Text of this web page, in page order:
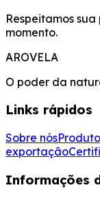
Respeitamos
momento.
AROVELA
O poder da
Links rápidos
Sobre nós
exportação
Informações